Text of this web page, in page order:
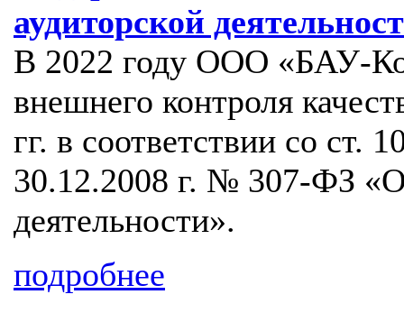
аудиторской
В 2022 году ООО «БАУ-
внешнего контроля
гг. в соответствии со ст.
30.12.2008 г. № 307-ФЗ
деятельности».
подробнее